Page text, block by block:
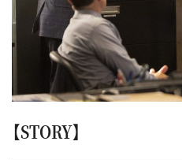
【STORY】